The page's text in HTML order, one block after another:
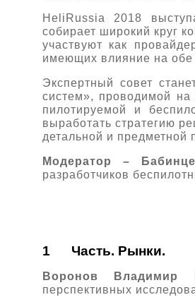
HeliRussia 2018
собирает широкий круг
участвуют как
имеющих влияние на
Экспертный совет
систем», проводимой
пилотируемой и
выработать стратегию
детальной и предметной
Модератор –
разработчиков
1 Часть. Рынки.
Воронов Владимир
перспективных